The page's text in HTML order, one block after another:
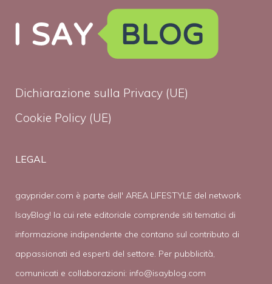
Dichiarazione sulla Privacy (UE)
Cookie Policy (UE)
LEGAL
gayprider.com è parte dell' AREA LIFESTYLE del network
IsayBlog! la cui rete editoriale comprende siti tematici di
informazione indipendente che contano sul contributo di
appassionati ed esperti del settore. Per pubblicità,
comunicati e collaborazioni: info@isayblog.com